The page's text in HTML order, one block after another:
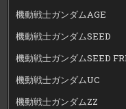
機動戦士ガンダムAGE
機動戦士ガンダムSEED
機動戦士ガンダムSEED
機動戦士ガンダムUC
機動戦士ガンダムZZ